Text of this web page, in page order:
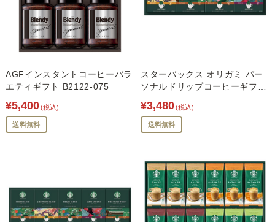
AGFインスタントコーヒーバラ
エティギフト B2122-075
¥5,400(税込)
送料無料
スターバックス オリガミ パー
ソナルドリップコーヒーギフ
¥3,480(税込)
送料無料